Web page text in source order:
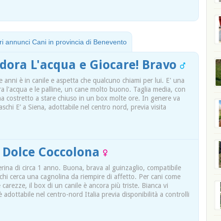
annunci Cani in provincia di Benevento
L'acqua e Giocare! Bravo
anni è in canile e aspetta che qualcuno chiami per lui. E' una
l'acqua e le palline, un cane molto buono. Taglia media, con
costretto a stare chiuso in un box molte ore. In genere va
E’ a Siena, adottabile nel centro nord, previa visita
Coccolona
di circa 1 anno. Buona, brava al guinzaglio, compatibile
cerca una cagnolina da riempire di affetto. Per cani come
il box di un canile è ancora più triste. Bianca vi
adottabile nel centro-nord Italia previa disponibilità a controlli